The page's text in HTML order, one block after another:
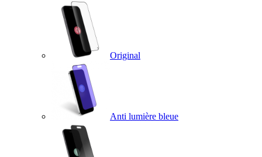
Original
Anti lumière bleue